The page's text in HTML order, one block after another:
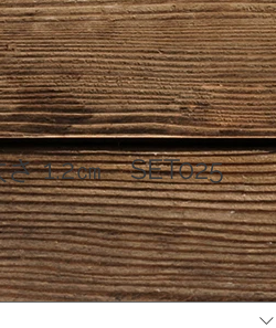
さ 1.2㎝ SET025